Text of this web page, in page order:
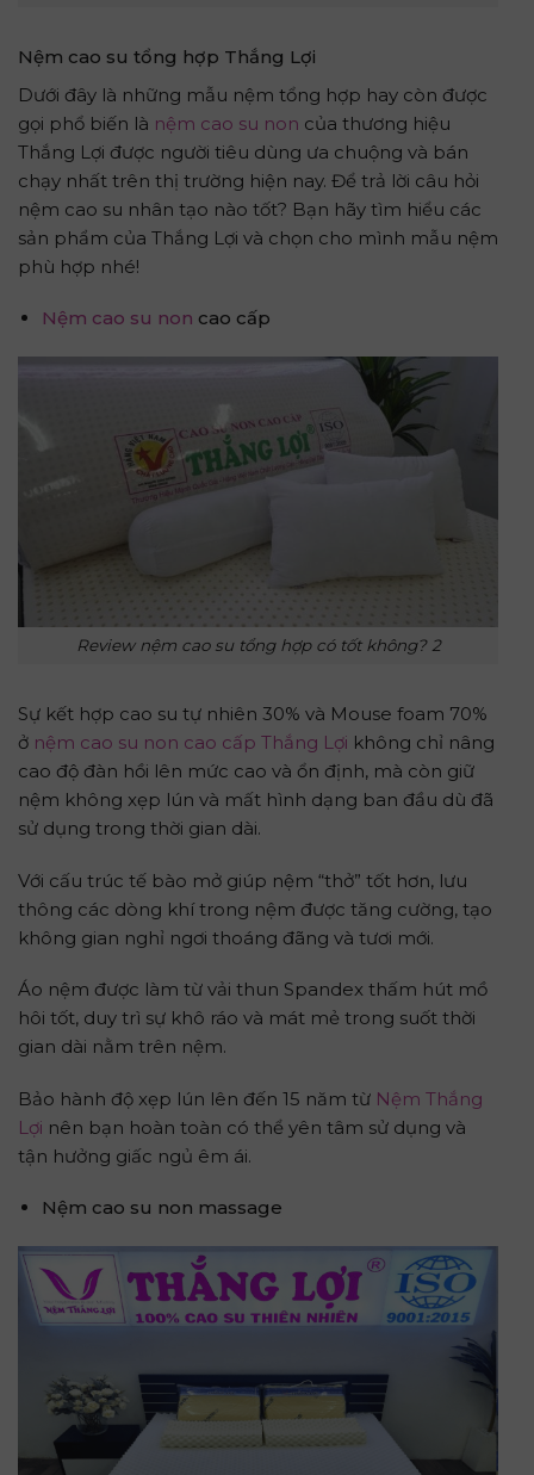
Nệm cao su tổng hợp Thắng Lợi
Dưới đây là những mẫu nệm tổng hợp hay còn được
gọi phổ biến là nệm cao su non của thương hiệu
Thắng Lợi được người tiêu dùng ưa chuộng và bán
chạy nhất trên thị trường hiện nay. Để trả lời câu hỏi
nệm cao su nhân tạo nào tốt? Bạn hãy tìm hiểu các
sản phẩm của Thắng Lợi và chọn cho mình mẫu nệm
phù hợp nhé!
Nệm cao su non cao cấp
Review nệm cao su tổng hợp có tốt không? 2
Sự kết hợp cao su tự nhiên 30% và Mouse foam 70%
ở nệm cao su non cao cấp Thắng Lợi không chỉ nâng
cao độ đàn hồi lên mức cao và ổn định, mà còn giữ
nệm không xẹp lún và mất hình dạng ban đầu dù đã
sử dụng trong thời gian dài.
Với cấu trúc tế bào mở giúp nệm “thở” tốt hơn, lưu
thông các dòng khí trong nệm được tăng cường, tạo
không gian nghỉ ngơi thoáng đãng và tươi mới.
Áo nệm được làm từ vải thun Spandex thấm hút mồ
hôi tốt, duy trì sự khô ráo và mát mẻ trong suốt thời
gian dài nằm trên nệm.
Bảo hành độ xẹp lún lên đến 15 năm từ Nệm Thắng
Lợi nên bạn hoàn toàn có thể yên tâm sử dụng và
tận hưởng giấc ngủ êm ái.
Nệm cao su non massage